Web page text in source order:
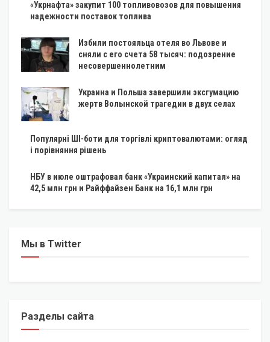
«Укрнафта» закупит 100 топливовозов для повышения
надежности поставок топлива
Избили постояльца отеля во Львове и
сняли с его счета 58 тысяч: подозрение
несовершеннолетним
Украина и Польша завершили эксгумацию
жертв Волынской трагедии в двух селах
Популярні ШІ-боти для торгівлі криптовалютами: огляд
і порівняння рішень
НБУ в июле оштрафовал банк «Украинский капитал» на
42,5 млн грн и Райффайзен Банк на 16,1 млн грн
Мы в Twitter
Разделы сайта